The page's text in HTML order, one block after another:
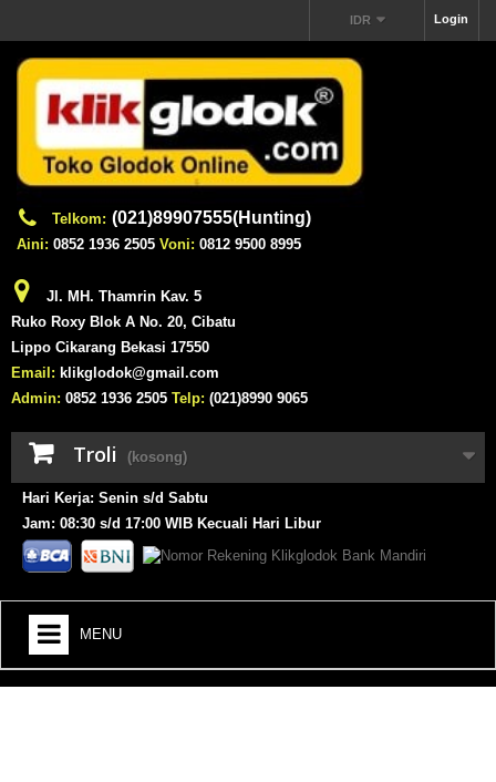
Login
IDR
Telkom: (021)89907555(Hunting)
Aini: 0852 1936 2505 Voni: 0812 9500 8995
Jl. MH. Thamrin Kav. 5
Ruko Roxy Blok A No. 20, Cibatu
Lippo Cikarang Bekasi 17550
Email: klikglodok@gmail.com
Admin: 0852 1936 2505 Telp: (021)8990 9065
Troli (kosong)
Hari Kerja: Senin s/d Sabtu
Jam: 08:30 s/d 17:00 WIB Kecuali Hari Libur
MENU